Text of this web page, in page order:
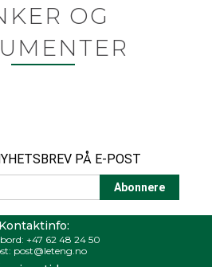
OG
PÅ E-POST
Kontaktinfo:
+47 62 48 24 50
post@leteng.no